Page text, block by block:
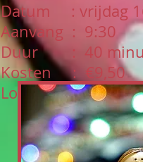
Datum : vrijdag
Aanvang : 9:30
Duur : 40
Kosten : €9,50
Locatie : Assen